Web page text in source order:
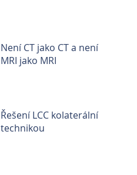
Není CT jako CT a není
MRI jako MRI
Řešení LCC kolaterální
technikou